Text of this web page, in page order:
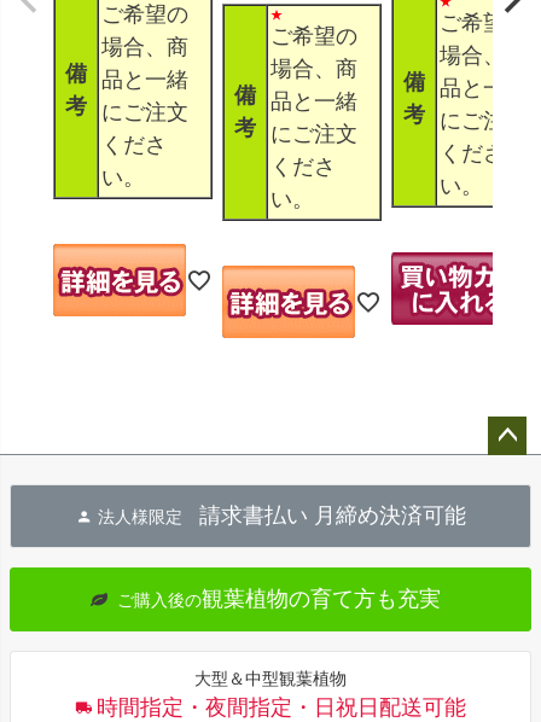
備
考
ご希望の
場合、商
品と一緒
にご注文
くださ
い。
備
考
ご希望の
場合、商
品と一緒
にご注文
くださ
い。
備
考
ご希望の
場合、商
品と一緒
にご注文
くださ
い。
へ
法人様限定 請求書払い 月締め決済可能
ご購入後の観葉植物の育て方も充実
大型＆中型観葉植物
時間指定・夜間指定・日祝日配送可能